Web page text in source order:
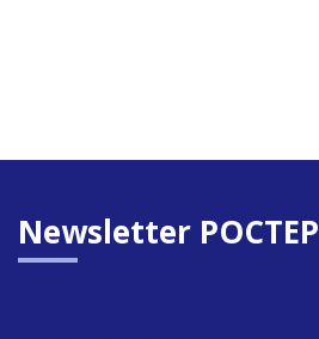
Newsletter POCTEP